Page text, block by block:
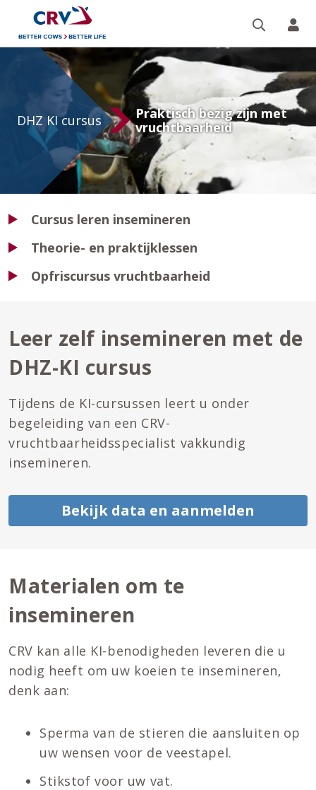
cursus
DHZ KI cursus
Praktisch bezig zijn met
vruchtbaarheid
Cursus leren insemineren
Theorie- en praktijklessen
Opfriscursus vruchtbaarheid
Leer zelf insemineren met de
DHZ-KI cursus
Tijdens de KI-cursussen leert u onder
begeleiding van een CRV-
vruchtbaarheidsspecialist vakkundig
insemineren.
Bekijk data en aanmelden
Materialen om te
insemineren
CRV kan alle KI-benodigheden leveren die u
nodig heeft om uw koeien te insemineren,
denk aan:
Sperma van de stieren die aansluiten op
uw wensen voor de veestapel.
Stikstof voor uw vat.